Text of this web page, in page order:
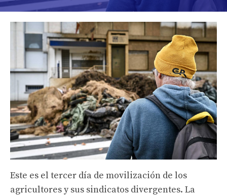
Este es el tercer día de movilización de los
agricultores y sus sindicatos divergentes. La